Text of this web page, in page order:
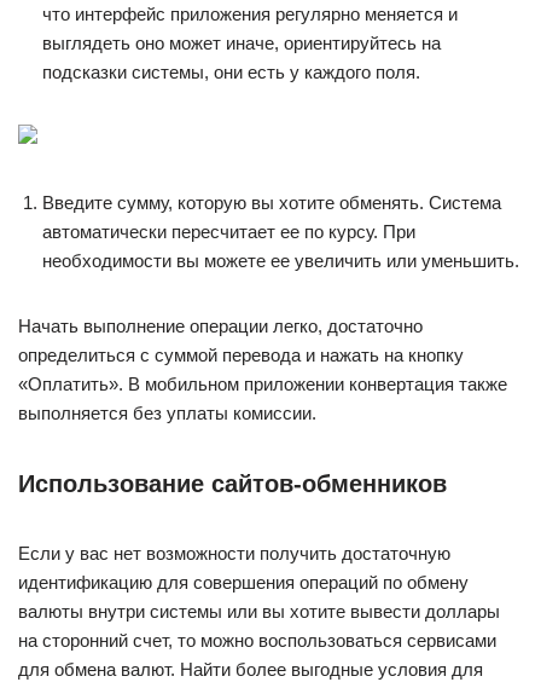
что интерфейс приложения регулярно меняется и
выглядеть оно может иначе, ориентируйтесь на
подсказки системы, они есть у каждого поля.
Введите сумму, которую вы хотите обменять. Система
автоматически пересчитает ее по курсу. При
необходимости вы можете ее увеличить или уменьшить.
Начать выполнение операции легко, достаточно
определиться с суммой перевода и нажать на кнопку
«Оплатить». В мобильном приложении конвертация также
выполняется без уплаты комиссии.
Использование сайтов-обменников
Если у вас нет возможности получить достаточную
идентификацию для совершения операций по обмену
валюты внутри системы или вы хотите вывести доллары
на сторонний счет, то можно воспользоваться сервисами
для обмена валют. Найти более выгодные условия для